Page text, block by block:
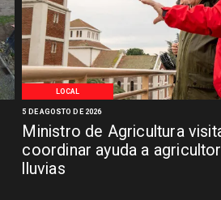
LOCAL
Ministro de Agricultura
coordinar ayuda a
lluvias
5 DE AGOSTO DE 2026